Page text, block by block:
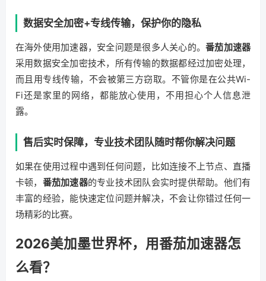
数据安全加密+专线传输，保护你的隐私
在海外使用加速器，安全问题是很多人关心的。番茄加速器
采用数据安全加密技术，所有传输的数据都经过加密处理，
而且用专线传输，不会被第三方窃取。不管你是在公共Wi-
Fi还是家里的网络，都能放心使用，不用担心个人信息泄
露。
售后实时保障，专业技术团队随时帮你解决问题
如果在使用过程中遇到任何问题，比如连接不上节点、直播
卡顿， 番茄加速器的专业技术团队会实时提供帮助。他们有
丰富的经验，能快速定位问题并解决，不会让你错过任何一
场精彩的比赛。
2026美加墨世界杯，用番茄加速器怎
么看？